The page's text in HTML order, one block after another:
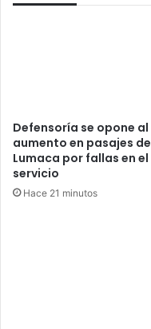
Defensoría se opone al
aumento en pasajes de
Lumaca por fallas en el
servicio
Hace 21 minutos